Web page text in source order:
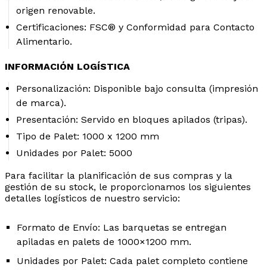
origen renovable.
Certificaciones: FSC® y Conformidad para Contacto
Alimentario.
INFORMACIÓN LOGÍSTICA
Personalización: Disponible bajo consulta (impresión
de marca).
Presentación: Servido en bloques apilados (tripas).
Tipo de Palet: 1000 x 1200 mm
Unidades por Palet: 5000
Para facilitar la planificación de sus compras y la
gestión de su stock, le proporcionamos los siguientes
detalles logísticos de nuestro servicio:
Formato de Envío: Las barquetas se entregan
apiladas en palets de 1000×1200 mm.
Unidades por Palet: Cada palet completo contiene